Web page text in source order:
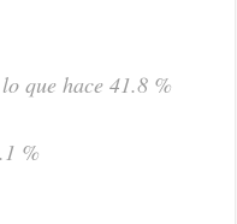
que hace 41.8 %
%